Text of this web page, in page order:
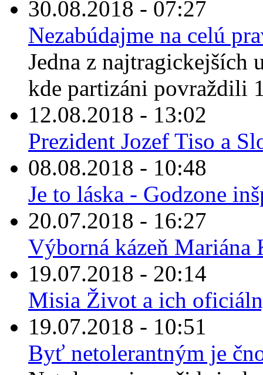
30.08.2018 - 07:27
Nezabúdajme na celú
Jedna z najtragickejších
kde partizáni povraždili
12.08.2018 - 13:02
Prezident Jozef Tiso a
08.08.2018 - 10:48
Je to láska - Godzone
20.07.2018 - 16:27
Výborná kázeň
19.07.2018 - 20:14
Misia Život a ich
19.07.2018 - 10:51
Byť netolerantným je